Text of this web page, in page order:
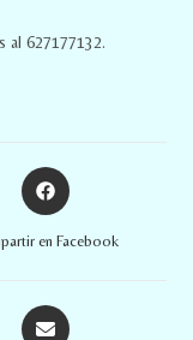
al 627177132.
en Facebook